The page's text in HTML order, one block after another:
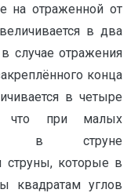
на отраженной от
в два
случае отражения
конца
в четыре
что при малых
в струне
струны, которые в
квадратам углов